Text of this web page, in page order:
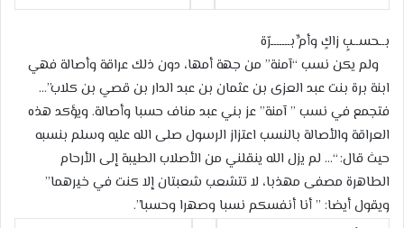
بــحســبٍ زاكٍ وأمٍّ بـــــــرّة
ولم يكن نسب “آمنة” من جهة أمها، دون ذلك عراقة وأصالة فهي
ابنة برة بنت عبد العزى بن عثمان بن عبد الدار بن قصي بن كلاب”…
فتجمع في نسب ” آمنة” عز بني عبد مناف حسبا وأصالة. ويؤكد هذه
العراقة والأصالة بالنسب اعتزاز الرسول صلى الله عليه وسلم بنسبه
حيث قال: “… لم يزل الله ينقلني من الأصلاب الطيبة إلى الأرحام
الطاهرة مصفى مهذبا، لا تتشعب شعبتان إلا كنت في خيرهما”
ويقول أيضا: ” أنا أنفسكم نسبا وصهرا وحسبا”.